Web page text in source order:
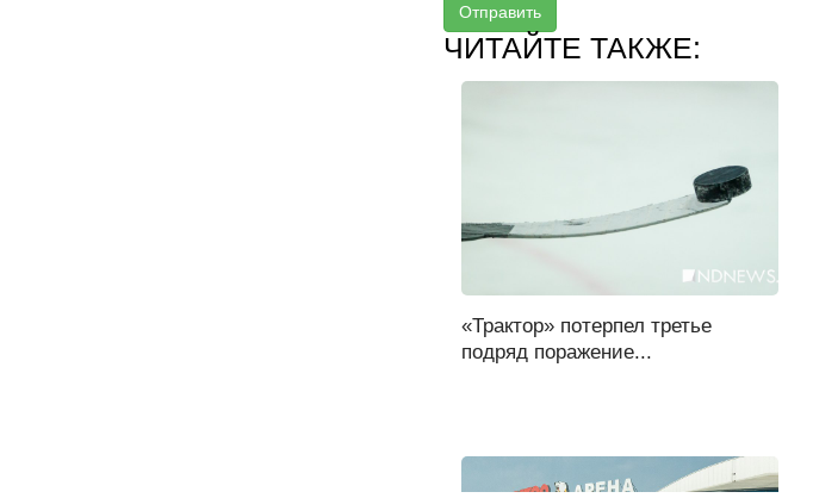
Отправить
ЧИТАЙТЕ ТАКЖЕ:
«Трактор» потерпел третье
подряд поражение...